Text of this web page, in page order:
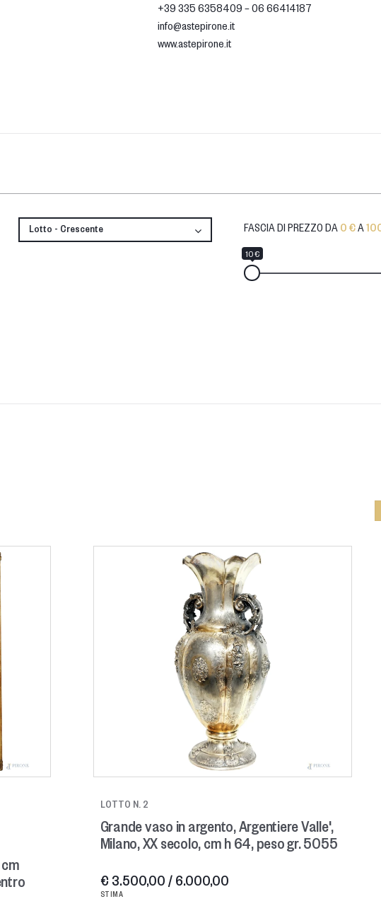
+39 335 6358409 – 06 66414187
info@astepirone.it
www.astepirone.it
FASCIA DI PREZZO DA 0 € A
10 €
Lotto - Crescente
LOTTO N. 2
Grande vaso in argento, Argentiere Valle',
Milano, XX secolo, cm h 64, peso gr. 5055
€ 3.500,00 / 6.000,00
STIMA